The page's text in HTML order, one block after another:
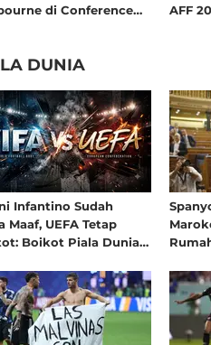
di Conference
AFF
DUNIA
Infantino Sudah
Maaf, UEFA Tetap
Boikot Piala Dunia